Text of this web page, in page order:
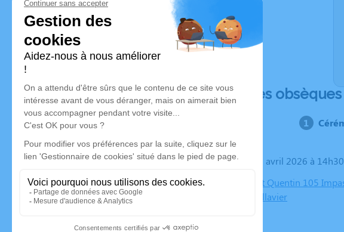
Déroulé des obsèques
Le lundi 27 avril 2026 à 14h30
Eglise Saint Quentin 105
Quentin Fallavier